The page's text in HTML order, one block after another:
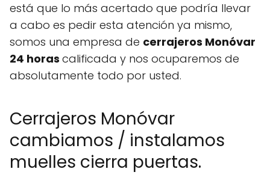
está que lo más acertado que podría llevar
a cabo es pedir esta atención ya mismo,
somos una empresa de cerrajeros Monóvar
24 horas calificada y nos ocuparemos de
absolutamente todo por usted.
Cerrajeros Monóvar
cambiamos / instalamos
muelles cierra puertas.